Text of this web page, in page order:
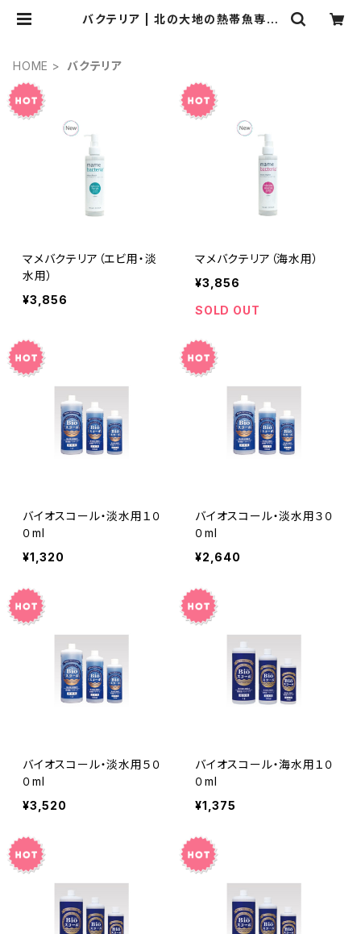
バクテリア | 北の大地の熱帯魚専門
HOME バクテリア
マメバクテリア（エビ用・淡
水用）
¥3,856
マメバクテリア（海水用）
¥3,856
SOLD OUT
バイオスコール・淡水用１０
０ml
¥1,320
バイオスコール・淡水用３０
０ml
¥2,640
バイオスコール・淡水用５０
０ml
¥3,520
バイオスコール・海水用１０
０ml
¥1,375